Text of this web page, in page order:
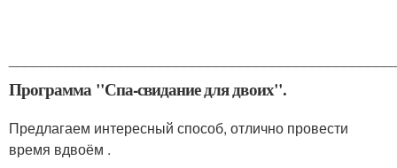
Программа "Спа-свидание для двоих".
Предлагаем интересный способ, отлично провести
время вдвоём .